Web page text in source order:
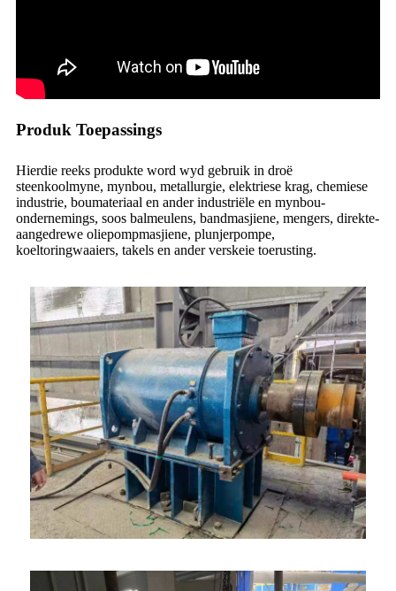
Produk Toepassings
Hierdie reeks produkte word wyd gebruik in droë
steenkoolmyne, mynbou, metallurgie, elektriese krag, chemiese
industrie, boumateriaal en ander industriële en mynbou-
ondernemings, soos balmeulens, bandmasjiene, mengers, direkte-
aangedrewe oliepompmasjiene, plunjerpompe,
koeltoringwaaiers, takels en ander verskeie toerusting.